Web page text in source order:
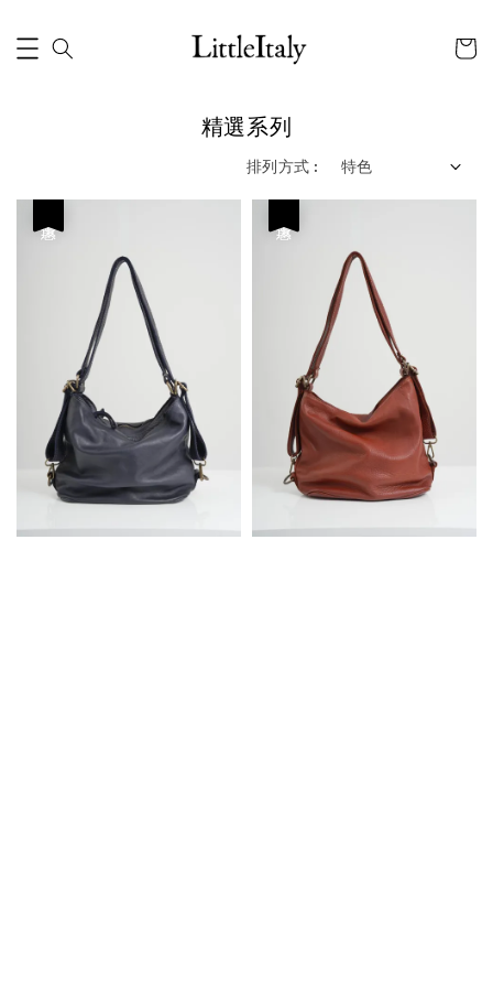
精選系列
排列方式 :